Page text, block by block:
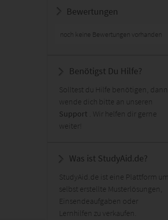
Bewertungen
noch keine Bewertungen vorhanden
Benötigst Du Hilfe?
Solltest du Hilfe benötigen, dann
wende dich bitte an unseren
Support . Wir helfen dir gerne
weiter!
Was ist StudyAid.de?
StudyAid.de ist eine Plattform um
selbst erstellte Musterlösungen,
Einsendeaufgaben oder
Lernhilfen zu verkaufen.